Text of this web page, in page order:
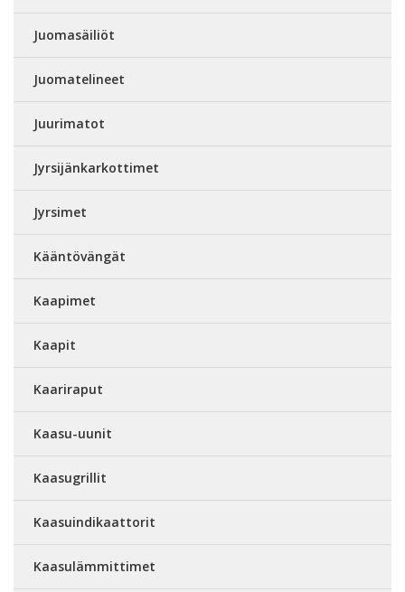
Juomasäiliöt
Juomatelineet
Juurimatot
Jyrsijänkarkottimet
Jyrsimet
Kääntövängät
Kaapimet
Kaapit
Kaariraput
Kaasu-uunit
Kaasugrillit
Kaasuindikaattorit
Kaasulämmittimet